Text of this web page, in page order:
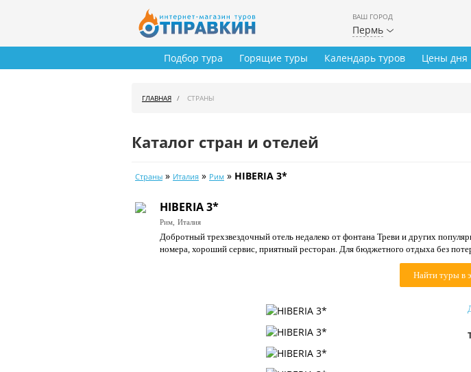
ВАШ ГОРОД
Пермь
Подбор тура Горящие туры Календарь туров Цены дня
ГЛАВНАЯ СТРАНЫ
Каталог стран и отелей
Страны » Италия » Рим » HIBERIA 3*
HIBERIA 3*
Рим, Италия
Добротный трехзвездочный отель недалеко от фонтана Треви и других
номера, хороший сервис, приятный ресторан. Для бюджетного отдыха без
Найти туры в